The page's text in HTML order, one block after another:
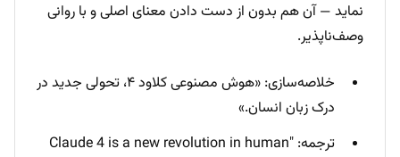
نماید — آن هم بدون از دست دادن معنای اصلی و با روانی
وصف‌ناپذیر.
خلاصه‌سازی: «هوش مصنوعی کلاود ۴، تحولی جدید در
درک زبان انسان.»
ترجمه: "Claude 4 is a new revolution in human